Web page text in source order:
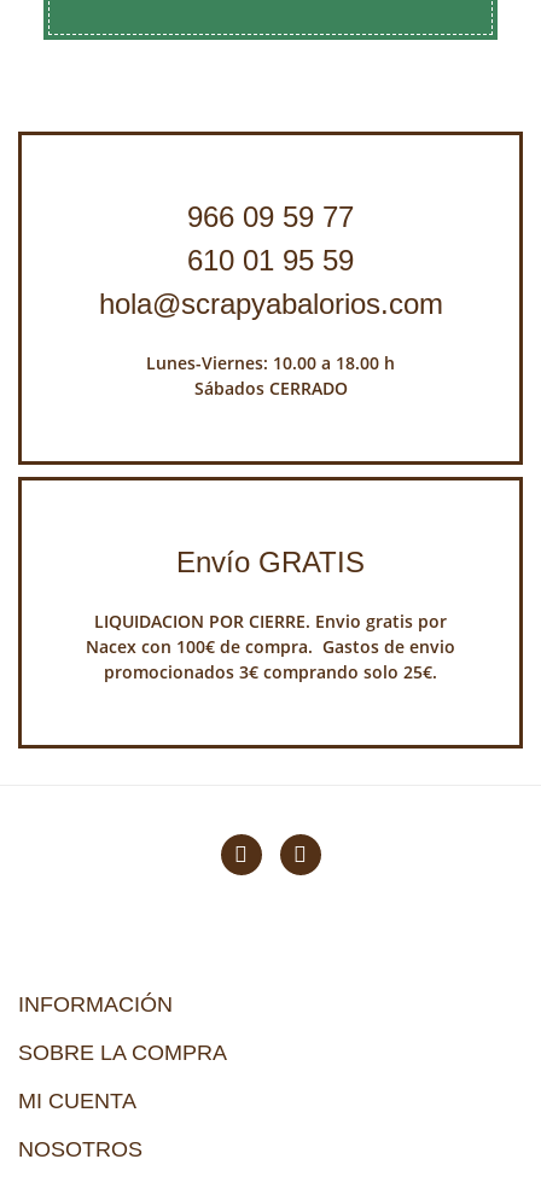
966 09 59 77
610 01 95 59
hola@scrapyabalorios.com
Lunes-Viernes: 10.00 a 18.00 h
Sábados CERRADO
Envío GRATIS
LIQUIDACION POR CIERRE. Envio gratis por
Nacex con 100€ de compra. Gastos de envio
promocionados 3€ comprando solo 25€.
INFORMACIÓN
SOBRE LA COMPRA
MI CUENTA
NOSOTROS